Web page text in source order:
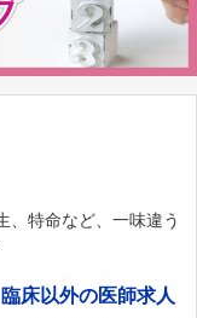
、特命など、一味違う
床以外の医師求人